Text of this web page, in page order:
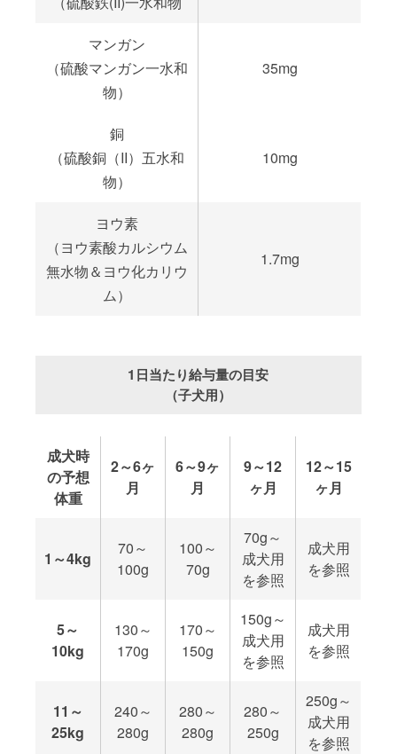
マンガン
（硫酸マンガン一水和
物）
35mg
銅
（硫酸銅（II）五水和
物）
10mg
ヨウ素
（ヨウ素酸カルシウム
無水物＆ヨウ化カリウ
ム）
1.7mg
1日当たり給与量の目安
（子犬用）
成犬時
の予想
体重
2～6ヶ
月
6～9ヶ
月
9～12
ヶ月
12～15
ヶ月
1～4kg
70～
100g
100～
70g
70g～
成犬用
を参照
成犬用
を参照
5～
10kg
130～
170g
170～
150g
150g～
成犬用
を参照
成犬用
を参照
11～
25kg
240～
280g
280～
280g
280～
250g
250g～
成犬用
を参照